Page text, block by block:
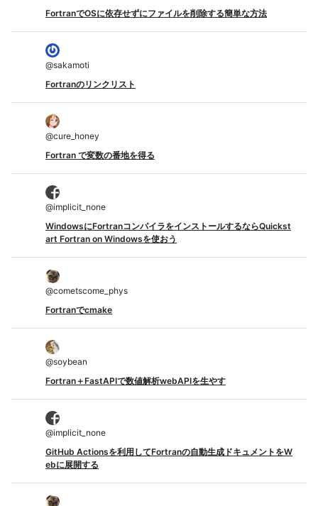
FortranでOSに依存せずにファイルを削除する簡単な方法
@sakamoti
Fortranのリンクリスト
@cure_honey
Fortran で変数の番地を得る
@implicit_none
WindowsにFortranコンパイラをインストールするならQuickst
art Fortran on Windowsを使おう
@cometscome_phys
Fortranでcmake
@soybean
Fortran＋FastAPIで数値解析webAPIを生やす
@implicit_none
GitHub Actionsを利用してFortranの自動生成ドキュメントをW
ebに展開する